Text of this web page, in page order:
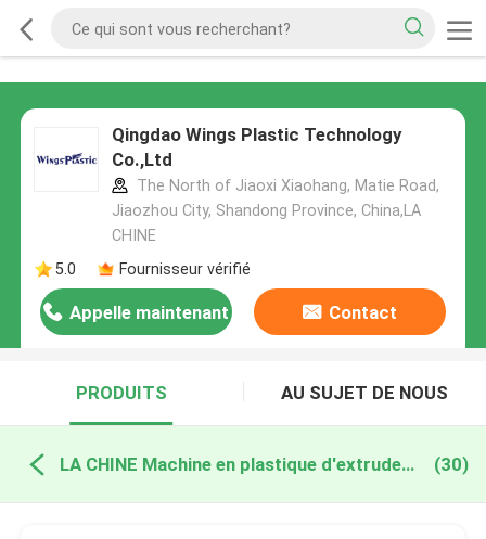
Qingdao Wings Plastic Technology
Co.,Ltd
The North of Jiaoxi Xiaohang, Matie Road,
Jiaozhou City, Shandong Province, China,LA
CHINE
5.0
Fournisseur vérifié
Appelle maintenant Contact
PRODUITS AU SUJET DE NOUS
LA CHINE Machine en plastique d'extrudeuse de tube (30)